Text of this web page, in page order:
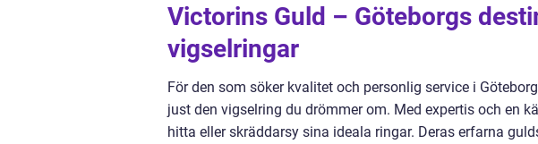
Victorins Guld – Göteborgs
vigselringar
För den som söker kvalitet och personlig service i
just den vigselring du drömmer om. Med expertis och en
hitta eller skräddarsy sina ideala ringar. Deras erfarna